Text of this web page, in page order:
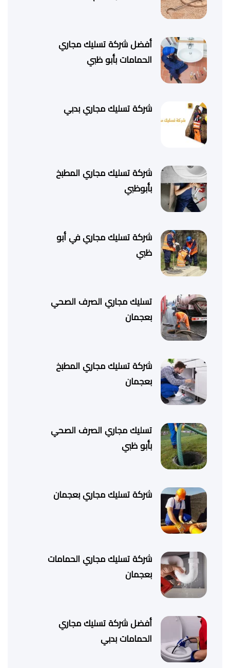
أفضل شركة تسليك مجاري
الحمامات بأبو ظبي
شركة تسليك مجاري بدبي
شركة تسليك مجاري المطبخ
بأبوظبي
شركة تسليك مجاري في أبو
ظبي
تسليك مجاري الصرف الصحي
بعجمان
شركة تسليك مجاري المطبخ
بعجمان
تسليك مجاري الصرف الصحي
بأبو ظبي
شركة تسليك مجاري بعجمان
شركة تسليك مجاري الحمامات
بعجمان
أفضل شركة تسليك مجاري
الحمامات بدبي